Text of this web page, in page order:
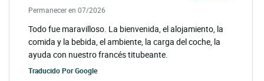
Permanecer en 07/2026
Todo fue maravilloso. La bienvenida, el alojamiento, la
comida y la bebida, el ambiente, la carga del coche, la
ayuda con nuestro francés titubeante.
Traducido PorGoogle